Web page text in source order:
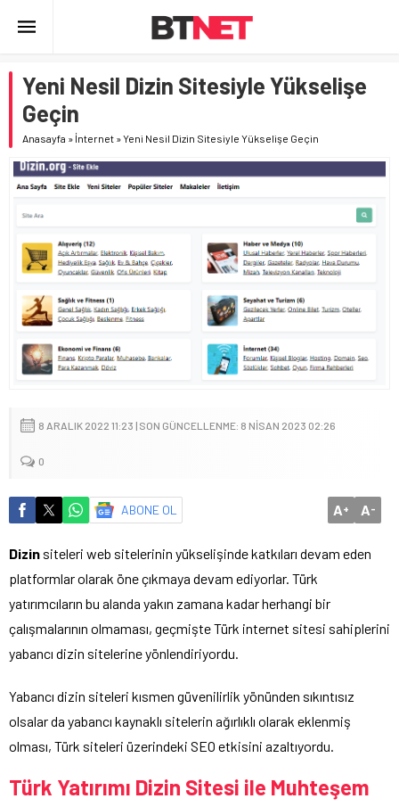
Yeni Nesil Dizin Sitesiyle Yükselişe
Geçin
Anasayfa » İnternet »Yeni Nesil Dizin Sitesiyle Yükselişe Geçin
8 ARALIK 2022 11:23 | SON GÜNCELLENME: 8 NISAN 2023 02:26
0
ABONE OL A+ A-
Dizin siteleri web sitelerinin yükselişinde katkıları devam eden
platformlar olarak öne çıkmaya devam ediyorlar. Türk
yatırımcıların bu alanda yakın zamana kadar herhangi bir
çalışmalarının olmaması, geçmişte Türk internet sitesi sahiplerini
yabancı dizin sitelerine yönlendiriyordu.
Yabancı dizin siteleri kısmen güvenilirlik yönünden sıkıntısız
olsalar da yabancı kaynaklı sitelerin ağırlıklı olarak eklenmiş
olması, Türk siteleri üzerindeki SEO etkisini azaltıyordu.
Türk Yatırımı Dizin Sitesi ile Muhteşem